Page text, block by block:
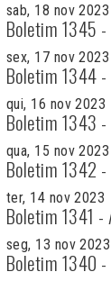
sab, 18 nov 2023
Boletim 1345
sex, 17 nov 2023
Boletim 1344
qui, 16 nov 2023
Boletim 1343
qua, 15 nov 2023
Boletim 1342
ter, 14 nov 2023
Boletim 1341 -
seg, 13 nov 2023
Boletim 1340